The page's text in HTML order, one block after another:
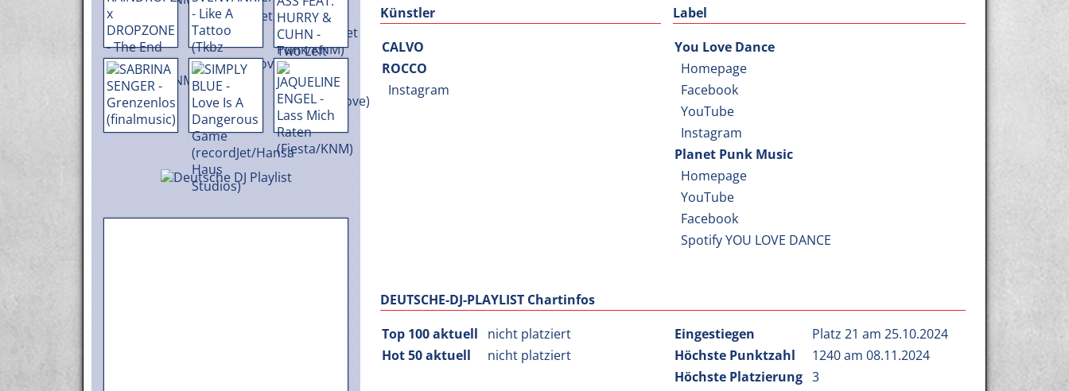
Künstler
CALVO
ROCCO
Instagram
Label
You Love Dance
Homepage
Facebook
YouTube
Instagram
Planet Punk Music
Homepage
YouTube
Facebook
Spotify YOU LOVE DANCE
DEUTSCHE-DJ-PLAYLIST Chartinfos
Top 100 aktuell
nicht platziert
Hot 50 aktuell
nicht platziert
Eingestiegen
Platz 21 am 25.10.2024
Höchste Punktzahl
1240 am 08.11.2024
Höchste Platzierung 3